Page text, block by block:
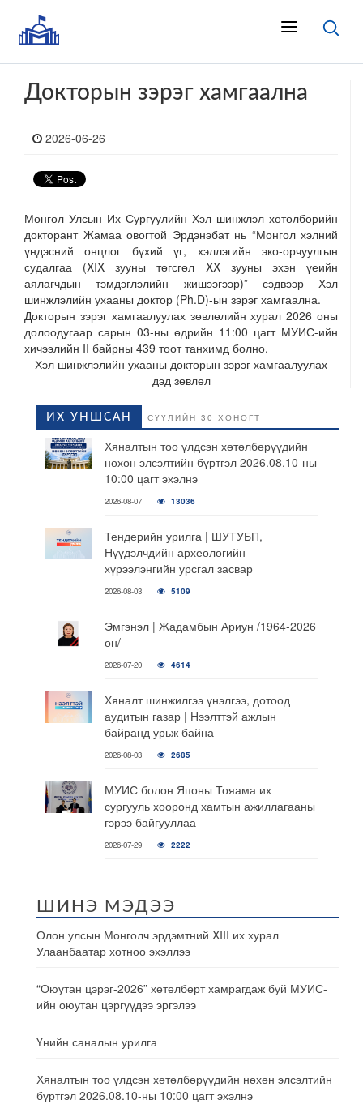
Докторын зэрэг хамгаална
2026-06-26
Монгол Улсын Их Сургуулийн Хэл шинжлэл хөтөлбөрийн
докторант Жамаа овогтой Эрдэнэбат нь “Монгол хэлний
үндэсний онцлог бүхий үг, хэллэгийн эко-орчуулгын
судалгаа (XIX зууны төгсгөл XX зууны эхэн үеийн
аялагчдын тэмдэглэлийн жишээгээр)” сэдвээр Хэл
шинжлэлийн ухааны доктор (Ph.D)-ын зэрэг хамгаална.
Докторын зэрэг хамгаалуулах зөвлөлийн хурал 2026 оны
долоодугаар сарын 03-ны өдрийн 11:00 цагт МУИС-ийн
хичээлийн II байрны 439 тоот танхимд болно.
Хэл шинжлэлийн ухааны докторын зэрэг хамгаалуулах
дэд зөвлөл
ИХ УНШСАН СҮҮЛИЙН 30 ХОНОГТ
Хяналтын тоо үлдсэн хөтөлбөрүүдийн
нөхөн элсэлтийн бүртгэл 2026.08.10-ны
10:00 цагт эхэлнэ
2026-08-07 13036
Тендерийн урилга | ШУТУБП,
Нүүдэлчдийн археологийн
хүрээлэнгийн урсгал засвар
2026-08-03 5109
Эмгэнэл | Жадамбын Ариун /1964-2026
он/
2026-07-20 4614
Хяналт шинжилгээ үнэлгээ, дотоод
аудитын газар | Нээлттэй ажлын
байранд урьж байна
2026-08-03 2685
МУИС болон Японы Тояама их
сургууль хооронд хамтын ажиллагааны
гэрээ байгууллаа
2026-07-29 2222
ШИНЭ МЭДЭЭ
Олон улсын Монголч эрдэмтний XIII их хурал
Улаанбаатар хотноо эхэллээ
“Оюутан цэрэг-2026” хөтөлбөрт хамрагдаж буй МУИС-
ийн оюутан цэргүүдээ эргэлээ
Үнийн саналын урилга
Хяналтын тоо үлдсэн хөтөлбөрүүдийн нөхөн элсэлтийн
бүртгэл 2026.08.10-ны 10:00 цагт эхэлнэ